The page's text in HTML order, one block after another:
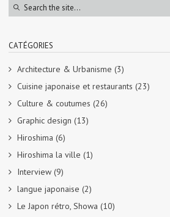
CATÉGORIES
Architecture & Urbanisme (3)
Cuisine japonaise et restaurants (23)
Culture & coutumes (26)
Graphic design (13)
Hiroshima (6)
Hiroshima la ville (1)
Interview (9)
langue japonaise (2)
Le Japon rétro, Showa (10)